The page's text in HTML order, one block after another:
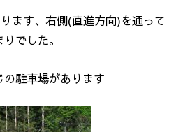
ます、右側(直進方向)を通って
でした。
駐車場があります